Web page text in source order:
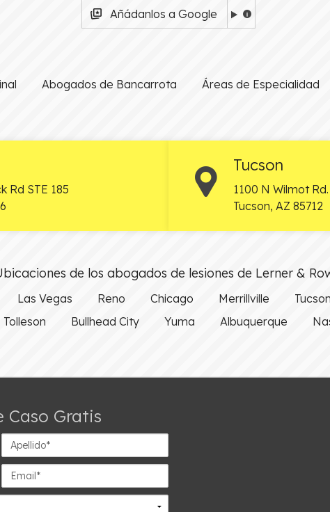
Añádanlos a Google
Abogados de Bancarrota Áreas de Especialidad
Rd STE 185
Tucson
1100 N Wilmot Rd.
Tucson, AZ 85712
de los abogados de lesiones de Lerner &
Las Vegas Reno Chicago Merrillville Tucson
Tolleson Bullhead City Yuma Albuquerque
Caso Gratis
Apellido*
Email*